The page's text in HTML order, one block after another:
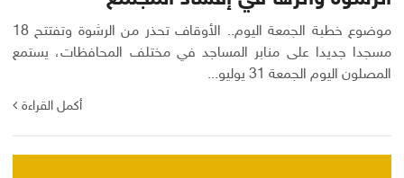
موضوع خطبة الجمعة اليوم.. الأوقاف تحذر من الرشوة وتفتتح 18
مسجدا جديدا على منابر المساجد في مختلف المحافظات، يستمع
المصلون اليوم الجمعة 31 يوليو...
أكمل القراءة